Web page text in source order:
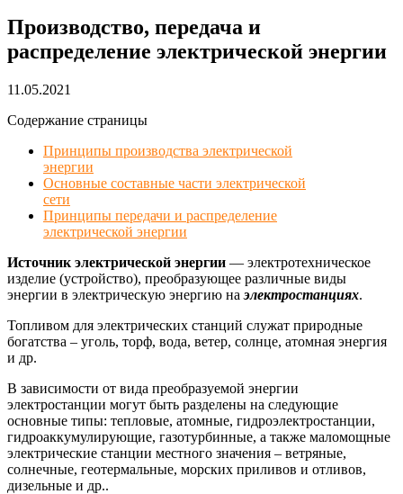
Производство, передача и
распределение электрической энергии
11.05.2021
Содержание страницы
Принципы производства электрической
энергии
Основные составные части электрической
сети
Принципы передачи и распределение
электрической энергии
Источник электрической энергии — электротехническое
изделие (устройство), преобразующее различные виды
энергии в электрическую энергию наэлектростанциях.
Топливом для электрических станций служат природные
богатства – уголь, торф, вода, ветер, солнце, атомная энергия
и др.
В зависимости от вида преобразуемой энергии
электростанции могут быть разделены на следующие
основные типы: тепловые, атомные, гидроэлектростанции,
гидроаккумулирующие, газотурбинные, а также маломощные
электрические станции местного значения – ветряные,
солнечные, геотермальные, морских приливов и отливов,
дизельные и др..